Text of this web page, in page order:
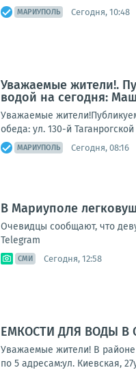
МАРИУПОЛЬ Сегодня, 10:48
Уважаемые жители!.
водой на сегодня:
Уважаемые
обеда: ул. 130-й
МАРИУПОЛЬ Сегодня, 08:16
В Мариуполе
Очевидцы сообщают, что
Telegram
СМИ Сегодня, 12:58
ЕМКОСТИ ДЛЯ ВОДЫ В
Уважаемые жители! В районе
по 5 адресам:ул. Киевская,